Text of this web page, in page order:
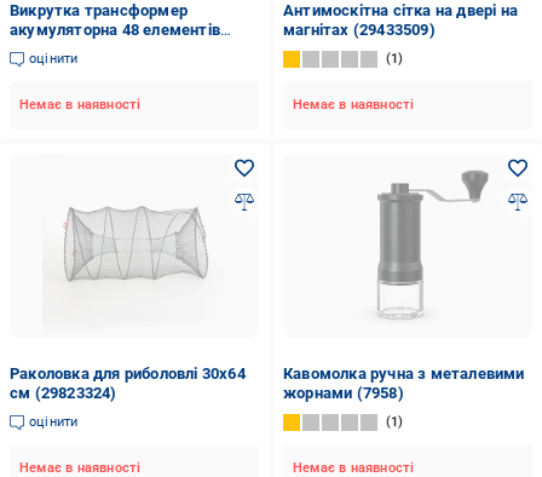
Викрутка трансформер
акумуляторна 48 елементів
(29433487)
оцінити
Немає в наявності
Антимоскітна сітка на двері на
магнітах (29433509)
1
Немає в наявності
Раколовка для риболовлі 30x64
см (29823324)
оцінити
Немає в наявності
Кавомолка ручна з металевими
жорнами (7958)
1
Немає в наявності